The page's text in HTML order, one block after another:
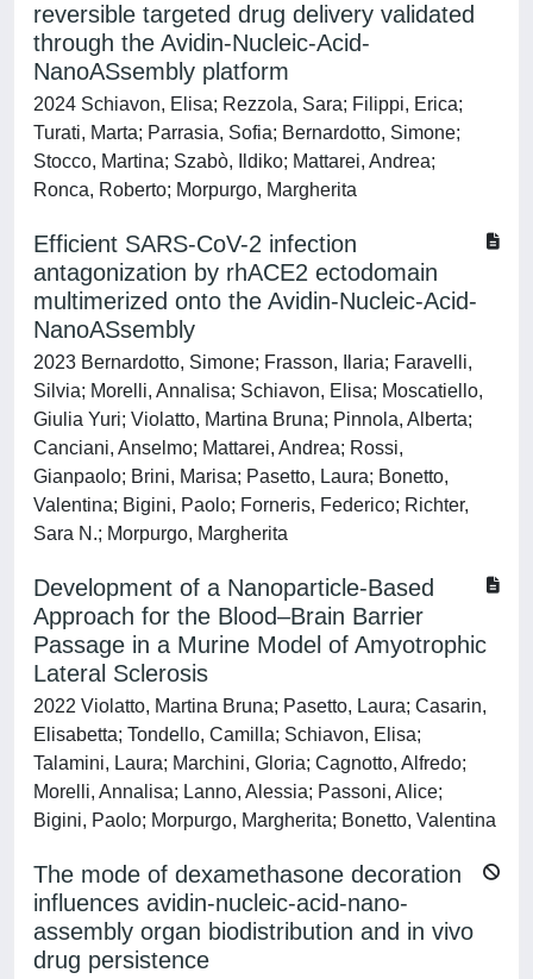
reversible targeted drug delivery validated
through the Avidin-Nucleic-Acid-
NanoASsembly platform
2024 Schiavon, Elisa; Rezzola, Sara; Filippi, Erica;
Turati, Marta; Parrasia, Sofia; Bernardotto, Simone;
Stocco, Martina; Szabò, Ildiko; Mattarei, Andrea;
Ronca, Roberto; Morpurgo, Margherita
Efficient SARS-CoV-2 infection
antagonization by rhACE2 ectodomain
multimerized onto the Avidin-Nucleic-Acid-
NanoASsembly
2023 Bernardotto, Simone; Frasson, Ilaria; Faravelli,
Silvia; Morelli, Annalisa; Schiavon, Elisa; Moscatiello,
Giulia Yuri; Violatto, Martina Bruna; Pinnola, Alberta;
Canciani, Anselmo; Mattarei, Andrea; Rossi,
Gianpaolo; Brini, Marisa; Pasetto, Laura; Bonetto,
Valentina; Bigini, Paolo; Forneris, Federico; Richter,
Sara N.; Morpurgo, Margherita
Development of a Nanoparticle-Based
Approach for the Blood–Brain Barrier
Passage in a Murine Model of Amyotrophic
Lateral Sclerosis
2022 Violatto, Martina Bruna; Pasetto, Laura; Casarin,
Elisabetta; Tondello, Camilla; Schiavon, Elisa;
Talamini, Laura; Marchini, Gloria; Cagnotto, Alfredo;
Morelli, Annalisa; Lanno, Alessia; Passoni, Alice;
Bigini, Paolo; Morpurgo, Margherita; Bonetto, Valentina
The mode of dexamethasone decoration
influences avidin-nucleic-acid-nano-
assembly organ biodistribution and in vivo
drug persistence